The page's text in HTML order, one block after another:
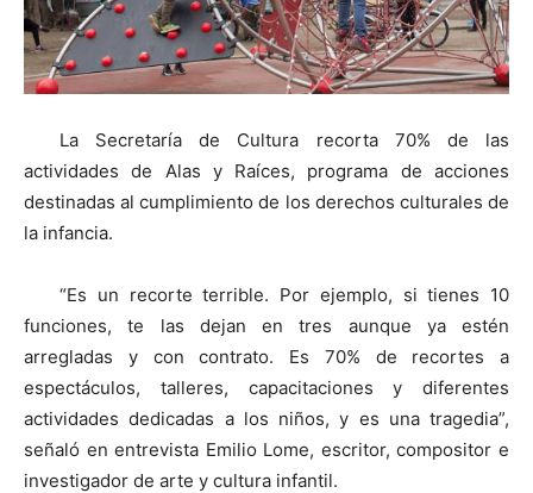
La Secretaría de Cultura recorta 70% de las
actividades de Alas y Raíces, programa de acciones
destinadas al cumplimiento de los derechos culturales de
la infancia.
“Es un recorte terrible. Por ejemplo, si tienes 10
funciones, te las dejan en tres aunque ya estén
arregladas y con contrato. Es 70% de recortes a
espectáculos, talleres, capacitaciones y diferentes
actividades dedicadas a los niños, y es una tragedia”,
señaló en entrevista Emilio Lome, escritor, compositor e
investigador de arte y cultura infantil.